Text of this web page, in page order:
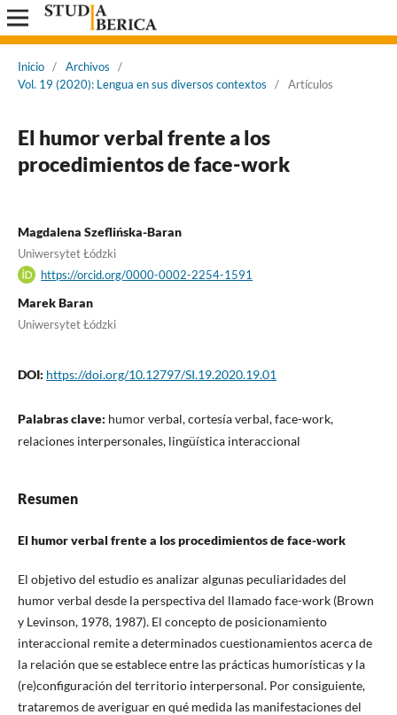
Inicio / Archivos
/
Vol. 19 (2020): Lengua en sus diversos contextos
/ Artículos
El humor verbal frente a los
procedimientos de face-work
Magdalena Szeflińska-Baran
Uniwersytet Łódzki
https://orcid.org/0000-0002-2254-1591
Marek Baran
Uniwersytet Łódzki
DOI: https://doi.org/10.12797/SI.19.2020.19.01
Palabras clave: humor verbal, cortesía verbal, face-work,
relaciones interpersonales, lingüística interaccional
Resumen
El humor verbal frente a los procedimientos de face-work
El objetivo del estudio es analizar algunas peculiaridades del
humor verbal desde la perspectiva del llamado face-work (Brown
y Levinson, 1978, 1987). El concepto de posicionamiento
interaccional remite a determinados cuestionamientos acerca de
la relación que se establece entre las prácticas humorísticas y la
(re)configuración del territorio interpersonal. Por consiguiente,
trataremos de averiguar en qué medida las manifestaciones del